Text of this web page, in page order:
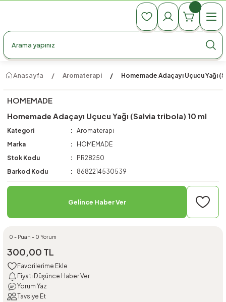
990 TL Üzeri Ücretsiz Kargo
990 TL Üzeri Ücretsiz Kargo
Anasayfa Aromaterapi Homemade Adaçayı Uçucu Yağı
HOMEMADE
Homemade Adaçayı Uçucu Yağı (Salvia tribola) 10 ml
Kategori
Aromaterapi
Marka
HOMEMADE
Stok Kodu
PR28250
Barkod Kodu
8682214530539
Gelince Haber Ver
0 - Puan - 0 Yorum
300,00 TL
Fiyatı Düşünce Haber Ver
Yorum Yaz
Tavsiye Et